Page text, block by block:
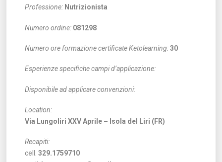
Professione:Nutrizionista
Numero ordine:081298
Numero ore formazione certificate Ketolearning:30
Esperienze specifiche campi d’applicazione:
Disponibile ad applicare convenzioni:
Location:
Via Lungoliri XXV Aprile – Isola del Liri (FR)
Recapiti:
cell. 329.1759710